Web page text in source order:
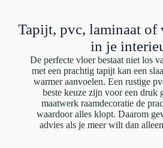
Tapijt, pvc, laminaat
in je
De perfecte vloer bestaat niet los
met een prachtig tapijt kan een
warmer aanvoelen. Een rustige
beste keuze zijn voor een druk
maatwerk raamdecoratie de
waardoor alles klopt. Daarom
advies als je meer wilt dan